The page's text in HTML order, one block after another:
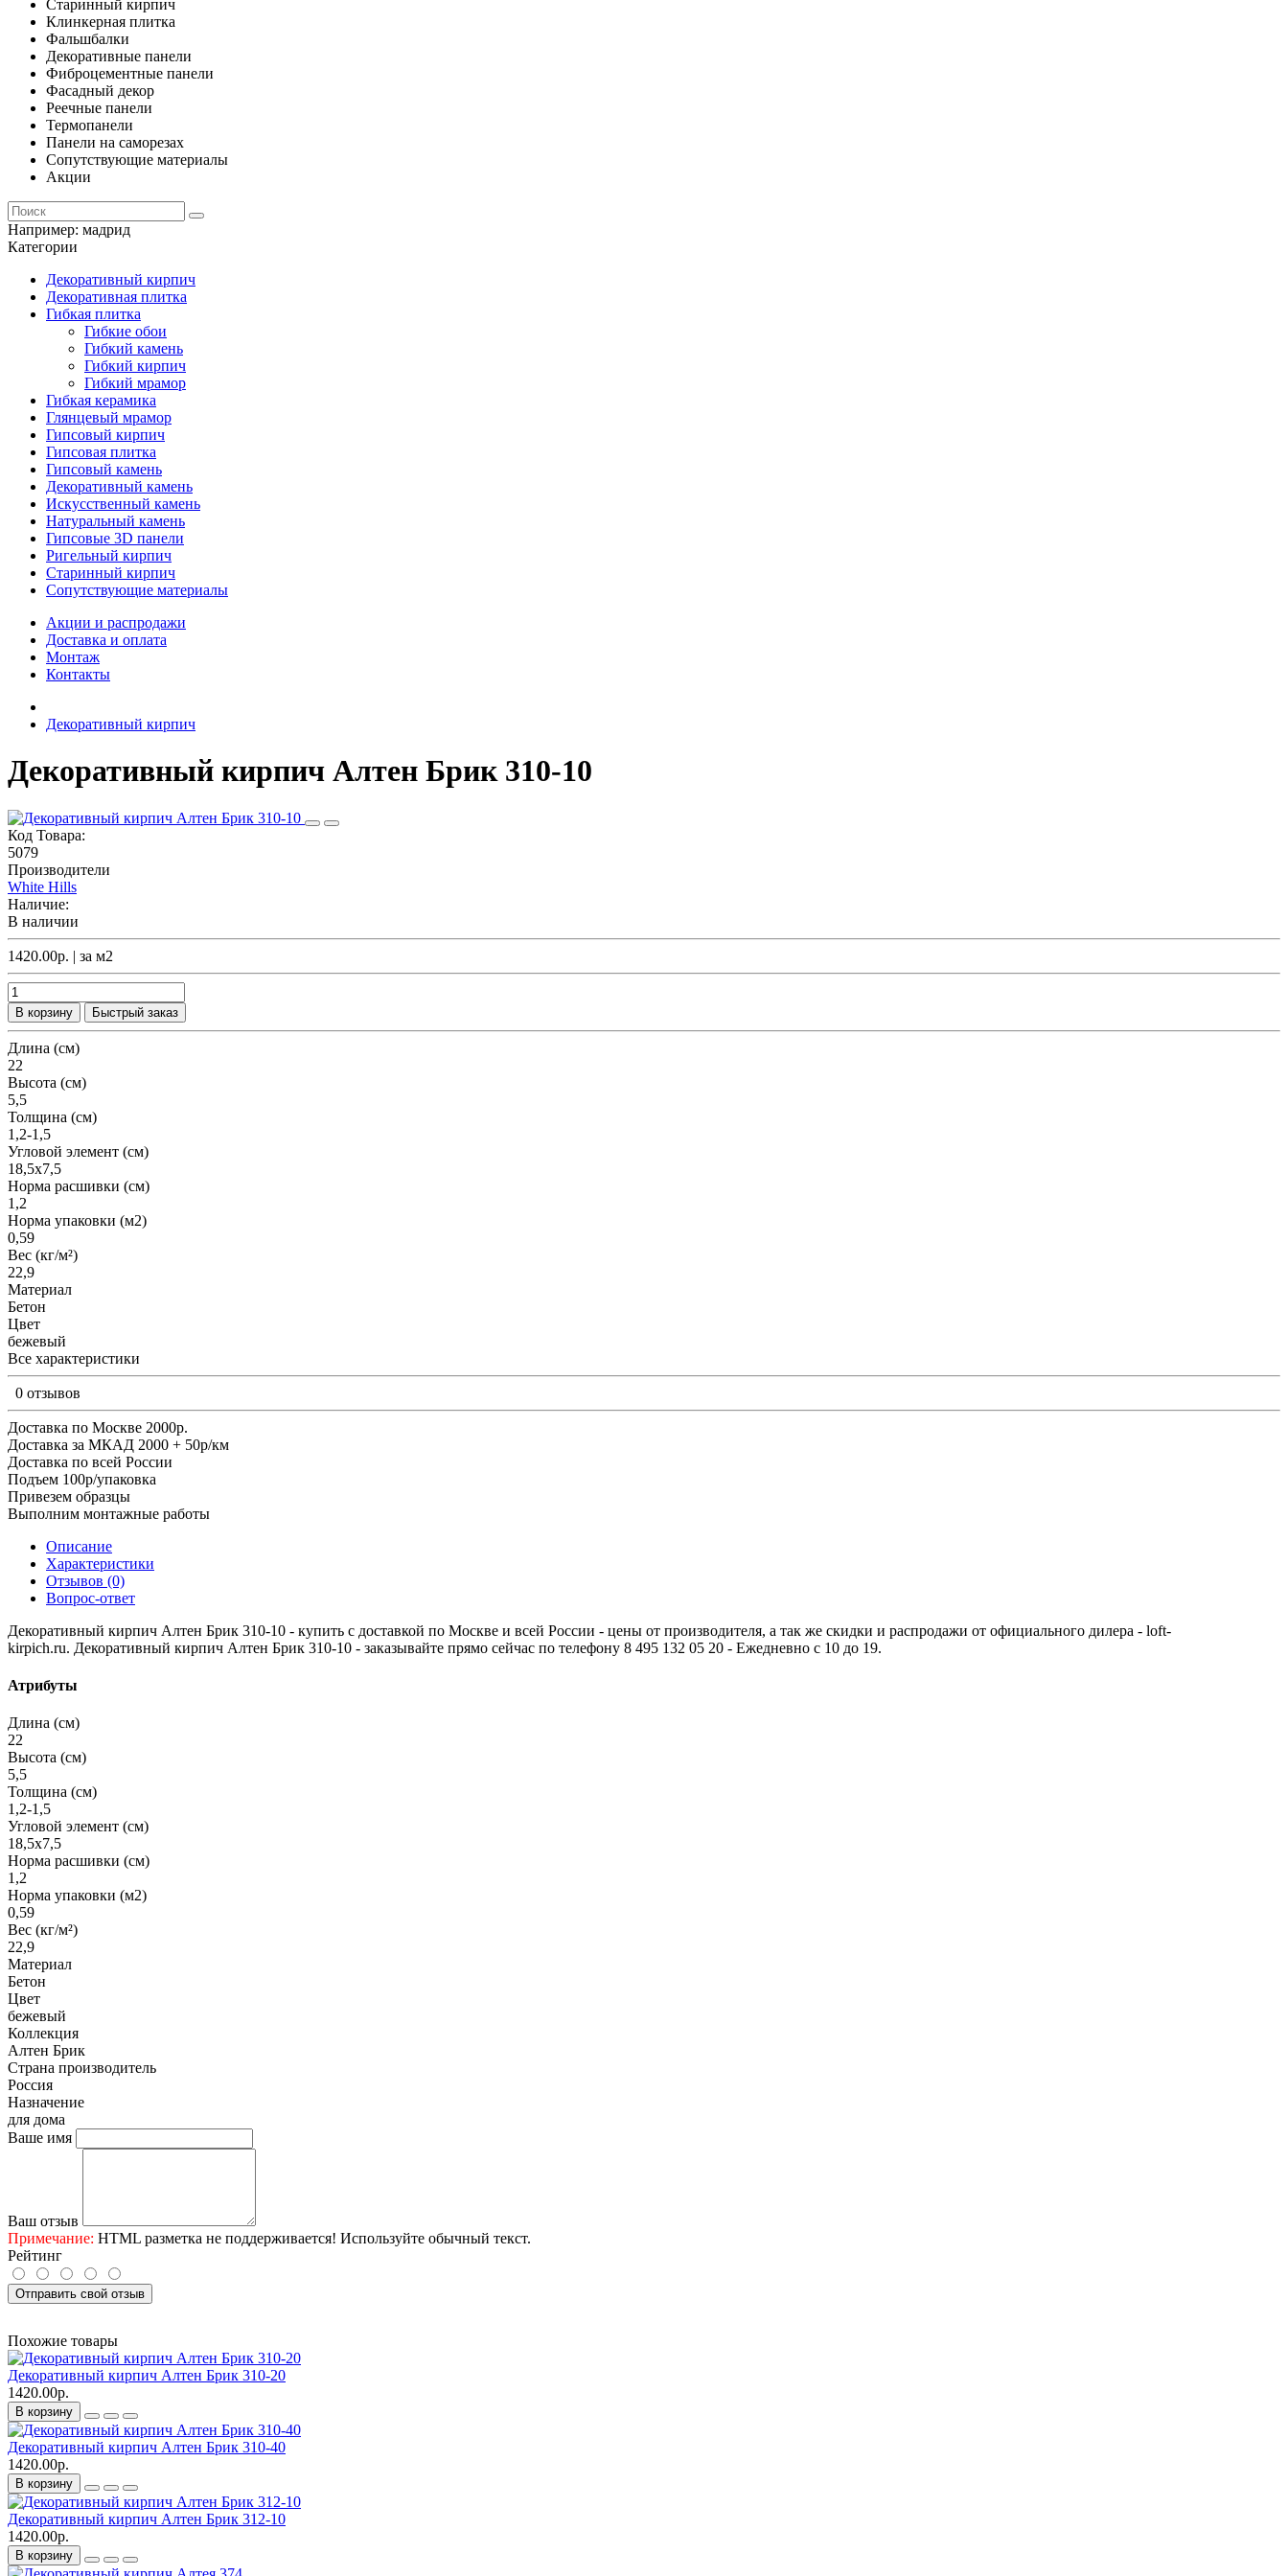
Старинный кирпич
Клинкерная плитка
Фальшбалки
Декоративные панели
Фиброцементные панели
Фасадный декор
Реечные панели
Термопанели
Панели на саморезах
Сопутствующие материалы
Акции
Например: мадрид
Категории
Декоративный кирпич
Декоративная плитка
Гибкая плитка
Гибкие обои
Гибкий камень
Гибкий кирпич
Гибкий мрамор
Гибкая керамика
Глянцевый мрамор
Гипсовый кирпич
Гипсовая плитка
Гипсовый камень
Декоративный камень
Искусственный камень
Натуральный камень
Гипсовые 3D панели
Ригельный кирпич
Старинный кирпич
Сопутствующие материалы
Акции и распродажи
Доставка и оплата
Монтаж
Контакты
Декоративный кирпич
Декоративный кирпич Алтен Брик 310-10
Код Товара:
5079
Производители
White Hills
Наличие:
В наличии
1420.00р. | за м2
В корзину Быстрый заказ
Длина (см)
22
Высота (см)
5,5
Толщина (см)
1,2-1,5
Угловой элемент (см)
18,5х7,5
Норма расшивки (см)
1,2
Норма упаковки (м2)
0,59
Вес (кг/м²)
22,9
Материал
Бетон
Цвет
бежевый
Все характеристики
0 отзывов
Доставка по Москве 2000р.
Доставка за МКАД 2000 + 50р/км
Доставка по всей России
Подъем 100р/упаковка
Привезем образцы
Выполним монтажные работы
Описание
Характеристики
Отзывов (0)
Вопрос-ответ
Декоративный кирпич Алтен Брик 310-10 - купить с доставкой по Москве и всей России - цены от производителя, а так же скидки и распродажи от официального дилера - loft-
kirpich.ru. Декоративный кирпич Алтен Брик 310-10 - заказывайте прямо сейчас по телефону 8 495 132 05 20 - Ежедневно с 10 до 19.
Атрибуты
Длина (см)
22
Высота (см)
5,5
Толщина (см)
1,2-1,5
Угловой элемент (см)
18,5х7,5
Норма расшивки (см)
1,2
Норма упаковки (м2)
0,59
Вес (кг/м²)
22,9
Материал
Бетон
Цвет
бежевый
Коллекция
Алтен Брик
Страна производитель
Россия
Назначение
для дома
Ваше имя
Ваш отзыв
Примечание: HTML разметка не поддерживается! Используйте обычный текст.
Рейтинг
Отправить свой отзыв
Похожие товары
Декоративный кирпич Алтен Брик 310-20
1420.00р.
В корзину
Декоративный кирпич Алтен Брик 310-40
1420.00р.
В корзину
Декоративный кирпич Алтен Брик 312-10
1420.00р.
В корзину